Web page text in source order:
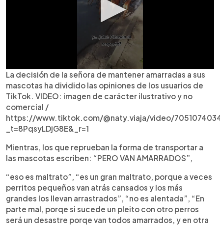
La decisión de la señora de mantener amarradas a sus
mascotas ha dividido las opiniones de los usuarios de
TikTok. VIDEO: imagen de carácter ilustrativo y no
comercial /
https://www.tiktok.com/@naty.viaja/video/
_t=8PqsyLDjG8E&_r=1
Mientras, los que reprueban la forma de transportar a
las mascotas escriben: “PERO VAN AMARRADOS”,
“eso es maltrato”, “es un gran maltrato, porque a veces
perritos pequeños van atrás cansados y los más
grandes los llevan arrastrados”, “no es alentada”, “En
parte mal, porqe si sucede un pleito con otro perros
será un desastre porqe van todos amarrados, y en otra